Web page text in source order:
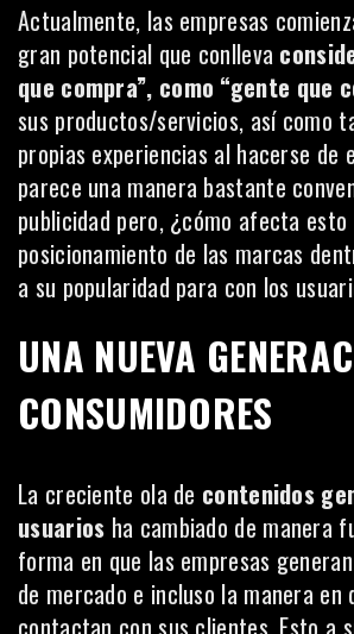
Actualmente, las empresas
gran potencial que conlleva
que compra”, como “gente que
sus productos/servicios, así como
propias experiencias al hacerse de
parece una manera bastante
publicidad pero, ¿cómo afecta esto
posicionamiento de las marcas
a su popularidad para con los
UNA NUEVA
CONSUMIDORES
La creciente ola de contenidos
usuarios ha cambiado de manera
forma en que las empresas
de mercado e incluso la manera en
contactan con sus clientes. Esto a